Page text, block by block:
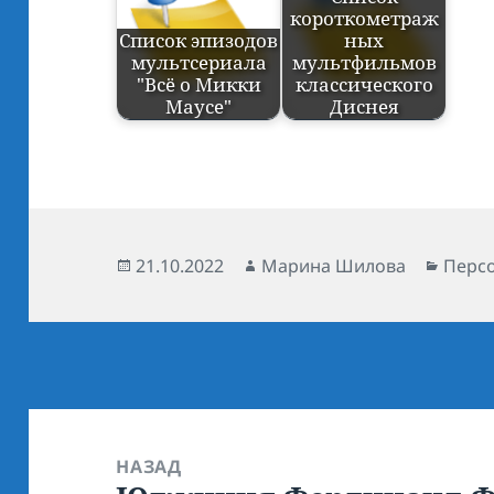
Список эпизодов
мультсериала
"Всё о Микки
Маусе"
короткометраж
ных
мультфильмов
классического
Диснея
Опубликовано
21.10.2022 Автор
Марина Шилова
НАЗАД